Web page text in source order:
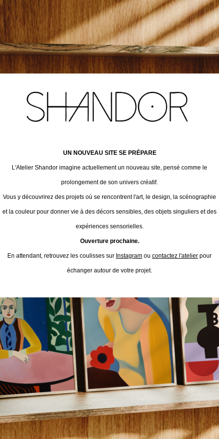
UN NOUVEAU SITE SE PRÉPARE
L'Atelier Shandor imagine actuellement un nouveau site, pensé comme le
prolongement de son univers créatif.
Vous y découvrirez des projets où se rencontrent l'art, le design, la scénographie
et la couleur pour donner vie à des décors sensibles, des objets singuliers et des
expériences sensorielles.
Ouverture prochaine.
En attendant, retrouvez les coulisses sur Instagram ou contactez l'atelier pour
échanger autour de votre projet.